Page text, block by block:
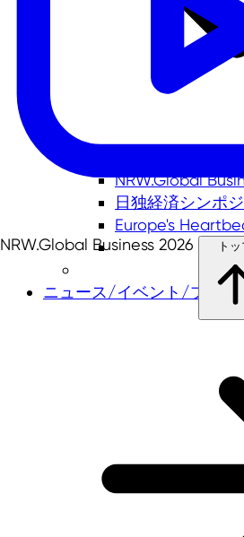
NRW.Global
日独経済シンポ
Europe's
ニュース/イベント/プレス
NRW.Global Business 2026 ト